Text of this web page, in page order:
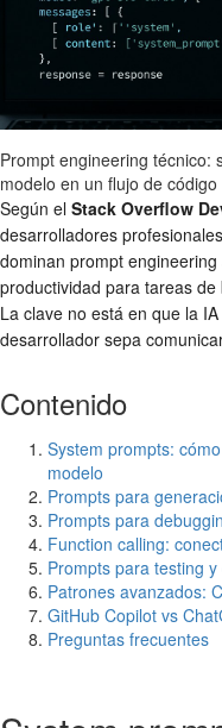
Prompt engineering técnico:
modelo en un flujo de
Según el Stack Overflow
desarrolladores
dominan prompt
productividad para tareas
La clave no está en que la
desarrollador sepa
Contenido
System prompts:
modelo
Prompts para
Prompts para
Function calling:
Prompts para testing
Patrones avanzados:
GitHub Copilot vs
Preguntas frecuentes